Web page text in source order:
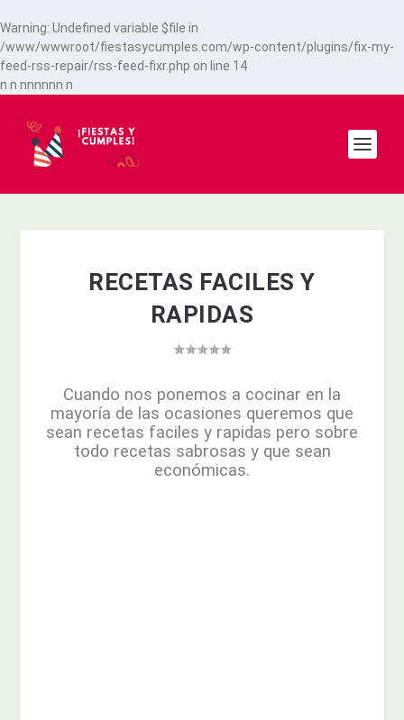
Warning: Undefined variable $file in
/www/wwwroot/fiestasycumples.com/wp-content/plugins/fix-my-
feed-rss-repair/rss-feed-fixr.php on line 14
n n nnnnnn n
RECETAS FACILES Y
RAPIDAS
Cuando nos ponemos a cocinar en la
mayoría de las ocasiones queremos que
sean recetas faciles y rapidas pero sobre
todo recetas sabrosas y que sean
económicas.